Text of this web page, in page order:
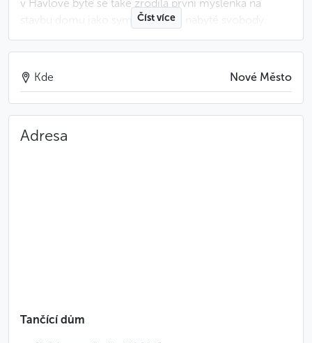
v Havlově bytě se také zrodila první myšlenka na
stavbu domu jako symbolu nově nabyté svobody.
První architekt projektu Vlado Milunić se výrazem
domu snažil zachytit energii, která byla cítit
v listopadových dnech roku 1989 v celé společnosti.
Finální podobu dal projektu proslulý americký
architekt Frank O. Gehry, který stavbu komponoval
jako legendární taneční pár Ginger a Fred. Některé
Číst více
Kde Nové Město
Adresa
Tančící dům